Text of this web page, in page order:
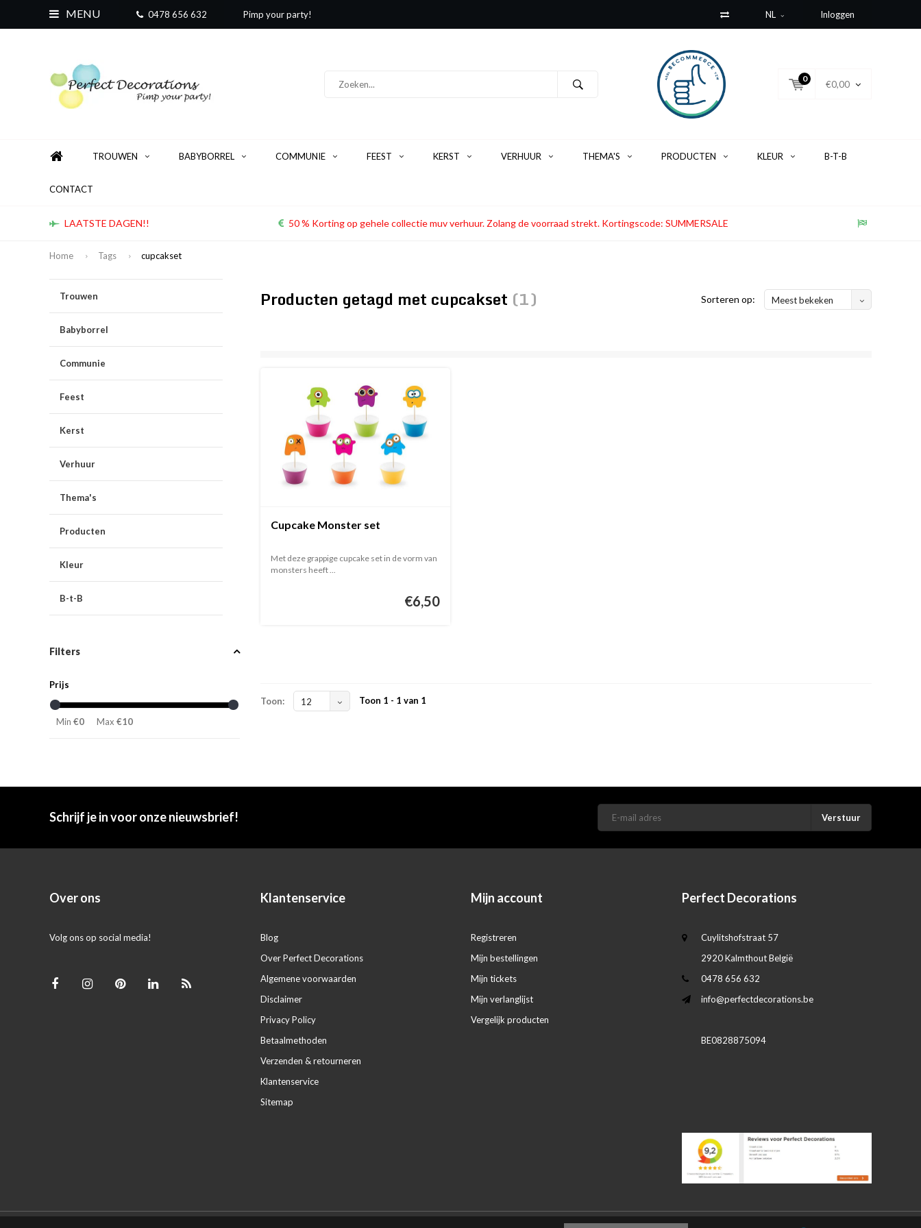
MENU 0478 656 632 Pimp your party! NL Inloggen
0
€0,00
TROUWEN BABYBORREL COMMUNIE FEEST KERST VERHUUR THEMA'S PRODUCTEN KLEUR B-T-B
CONTACT
LAATSTE DAGEN!! 50 % Korting op gehele collectie muv verhuur. Zolang de voorraad strekt. Kortingscode: SUMMERSALE
Home Tags cupcakset
Trouwen
Babyborrel
Communie
Feest
Kerst
Verhuur
Thema's
Producten
Kleur
B-t-B
Filters
Prijs
Min €0 Max €10
Producten getagd met cupcakset (1) Sorteren op: Meest bekeken
Cupcake Monster set
Met deze grappige cupcake set in de vorm van
monsters heeft ...
€6,50
Toon: 12 Toon 1 - 1 van 1
Schrijf je in voor onze nieuwsbrief! Verstuur
Over ons
Volg ons op social media!
Klantenservice
Blog
Over Perfect Decorations
Algemene voorwaarden
Disclaimer
Privacy Policy
Betaalmethoden
Verzenden & retourneren
Klantenservice
Sitemap
Mijn account
Registreren
Mijn bestellingen
Mijn tickets
Mijn verlanglijst
Vergelijk producten
Perfect Decorations
Cuylitshofstraat 57
2920 Kalmthout België
0478 656 632
info@perfectdecorations.be
BE0828875094